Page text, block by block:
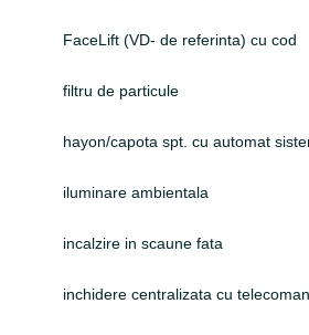
FaceLift (VD- de referinta) cu cod
filtru de particule
hayon/capota spt. cu automat
iluminare ambientala
incalzire in scaune fata
inchidere centralizata cu